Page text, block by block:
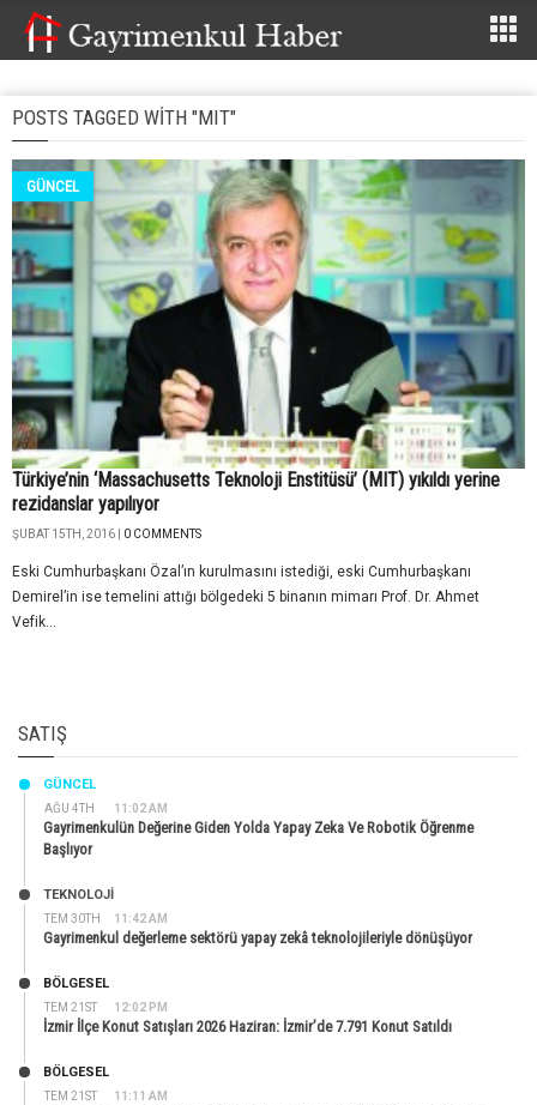
POSTS TAGGED WITH "MIT"
GÜNCEL
Türkiye’nin ‘Massachusetts Teknoloji Enstitüsü’ (MIT) yıkıldı yerine
rezidanslar yapılıyor
ŞUBAT 15TH, 2016 | 0 COMMENTS
Eski Cumhurbaşkanı Özal’ın kurulmasını istediği, eski Cumhurbaşkanı
Demirel’in ise temelini attığı bölgedeki 5 binanın mimarı Prof. Dr. Ahmet
Vefik...
SATIŞ
AĞU 4TH 11:02 AM
GÜNCEL
Gayrimenkulün Değerine Giden Yolda Yapay Zeka Ve Robotik Öğrenme
Başlıyor
TEM 30TH 11:42 AM
TEKNOLOJİ
Gayrimenkul değerleme sektörü yapay zekâ teknolojileriyle dönüşüyor
TEM 21ST 12:02 PM
BÖLGESEL
İzmir İlçe Konut Satışları 2026 Haziran: İzmir’de 7.791 Konut Satıldı
TEM 21ST 11:11 AM
BÖLGESEL